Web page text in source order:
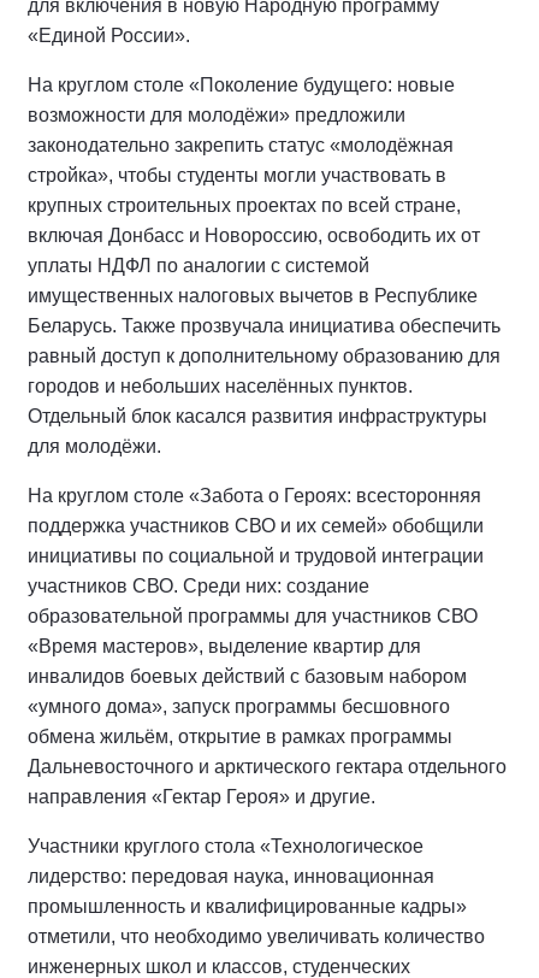
для включения в новую Народную программу
«Единой России».
На круглом столе «Поколение будущего: новые
возможности для молодёжи» предложили
законодательно закрепить статус «молодёжная
стройка», чтобы студенты могли участвовать в
крупных строительных проектах по всей стране,
включая Донбасс и Новороссию, освободить их от
уплаты НДФЛ по аналогии с системой
имущественных налоговых вычетов в Республике
Беларусь. Также прозвучала инициатива обеспечить
равный доступ к дополнительному образованию для
городов и небольших населённых пунктов.
Отдельный блок касался развития инфраструктуры
для молодёжи.
На круглом столе «Забота о Героях: всесторонняя
поддержка участников СВО и их семей» обобщили
инициативы по социальной и трудовой интеграции
участников СВО. Среди них: создание
образовательной программы для участников СВО
«Время мастеров», выделение квартир для
инвалидов боевых действий с базовым набором
«умного дома», запуск программы бесшовного
обмена жильём, открытие в рамках программы
Дальневосточного и арктического гектара отдельного
направления «Гектар Героя» и другие.
Участники круглого стола «Технологическое
лидерство: передовая наука, инновационная
промышленность и квалифицированные кадры»
отметили, что необходимо увеличивать количество
инженерных школ и классов, студенческих